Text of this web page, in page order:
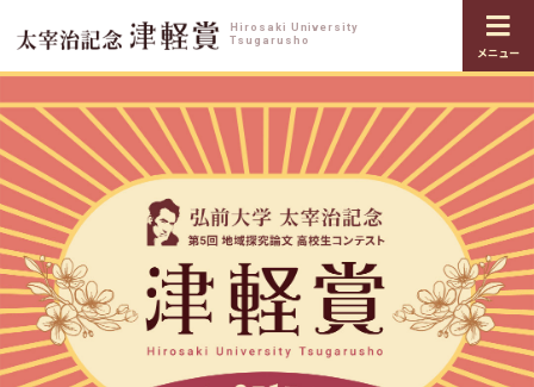
Hirosaki University
Tsugarusho
メニュー